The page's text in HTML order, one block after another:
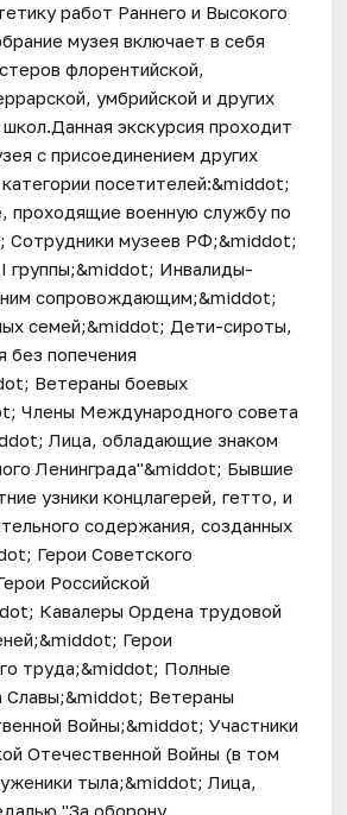
работ Раннего и Высокого
музея включает в себя
флорентийской,
умбрийской и других
экскурсия проходит
с присоединением других
посетителей:&middot;
проходящие военную службу по
Сотрудники музеев РФ;&middot;
группы;&middot; Инвалиды-
сопровождающим;&middot;
семей;&middot; Дети-сироты,
без попечения
Ветераны боевых
Члены Международного совета
Лица, обладающие знаком
Ленинграда"&middot; Бывшие
узники концлагерей, гетто, и
содержания, созданных
Герои Советского
Российской
Кавалеры Ордена трудовой
Герои
труда;&middot; Полные
Славы;&middot; Ветераны
Войны;&middot; Участники
Отечественной Войны (в том
тыла;&middot; Лица,
"За оборону